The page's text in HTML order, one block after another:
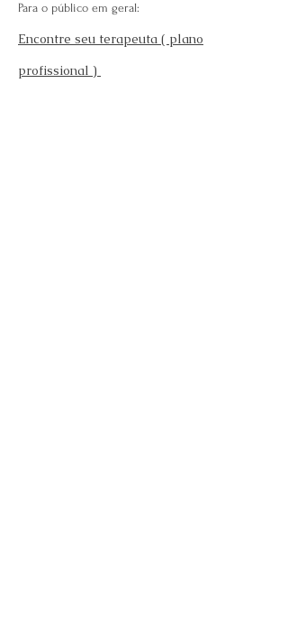
Para o público em geral:
Encontre seu terapeuta ( plano
profissional )